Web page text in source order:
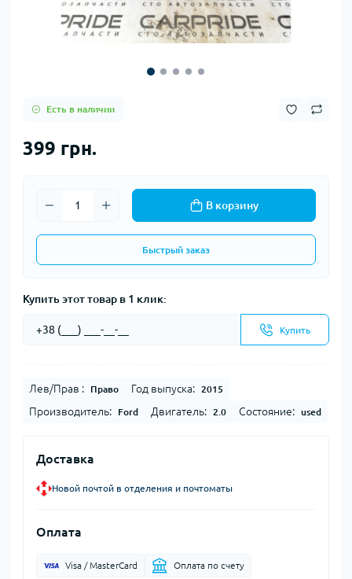
Есть в наличии
399 грн.
В корзину
Быстрый заказ
Купить этот товар в 1 клик:
Купить
Лев/Прав : Право Год выпуска: 2015
Производитель: Ford Двигатель: 2.0 Состояние: used
Доставка
Новой почтой в отделения и почтоматы
Оплата
Visa / MasterCard Оплата по счету